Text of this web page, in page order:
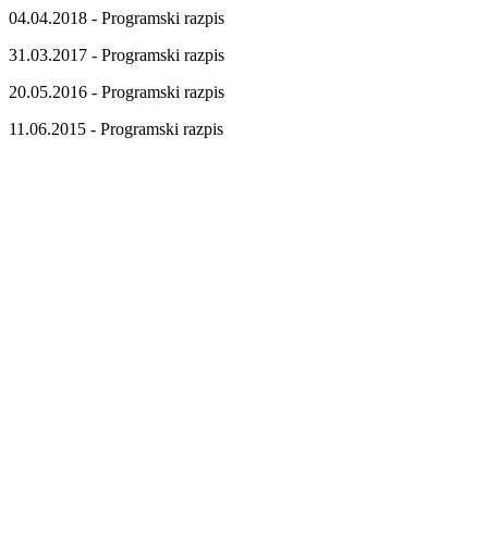
04.04.2018 - Programski razpis
31.03.2017 - Programski razpis
20.05.2016 - Programski razpis
11.06.2015 - Programski razpis